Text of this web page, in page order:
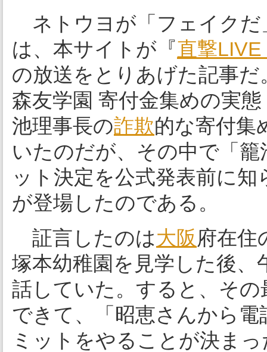
ネトウヨが「フェイクだ
は、本サイトが『直撃
の放送をとりあげた記事
森友学園 寄付金集めの実
池理事長の詐欺的な寄付集
いたのだが、その中で「
ット決定を公式発表前に
が登場したのである。
証言したのは大阪府在住
塚本幼稚園を見学した後、
話していた。すると、そ
できて、「昭恵さんから
ミットをやることが決ま